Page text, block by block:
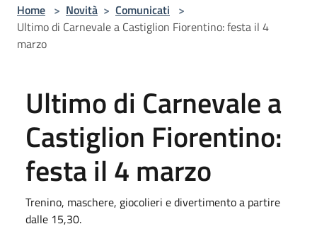
Home > Novità > Comunicati >
Ultimo di Carnevale a Castiglion Fiorentino: festa il 4
marzo
Ultimo di Carnevale a
Castiglion Fiorentino:
festa il 4 marzo
Trenino, maschere, giocolieri e divertimento a partire
dalle 15,30.